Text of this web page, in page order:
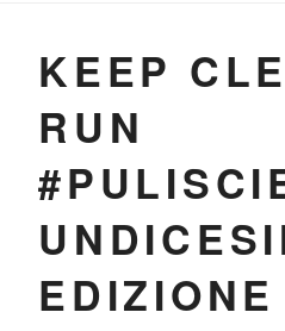
KEEP
RUN
EDIZIONE